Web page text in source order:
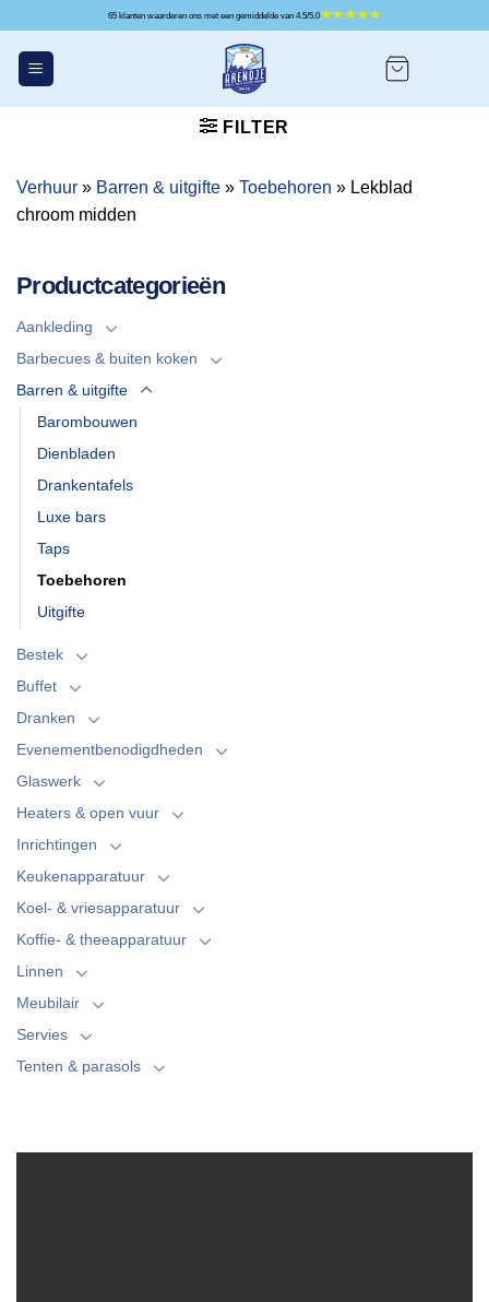
inhoud
65 klanten waarderen ons met een gemiddelde van 4.5/5.0
FILTER
Verhuur » Barren & uitgifte » Toebehoren » Lekblad
chroom midden
Productcategorieën
Aankleding
Barbecues & buiten koken
Barren & uitgifte
Barombouwen
Dienbladen
Drankentafels
Luxe bars
Taps
Toebehoren
Uitgifte
Bestek
Buffet
Dranken
Evenementbenodigdheden
Glaswerk
Heaters & open vuur
Inrichtingen
Keukenapparatuur
Koel- & vriesapparatuur
Koffie- & theeapparatuur
Linnen
Meubilair
Servies
Tenten & parasols